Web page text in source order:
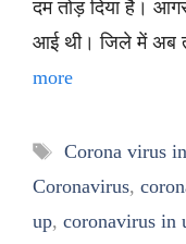
दम तोड़ दिया है।
आई थी। जिले में अब
more
Tags
Corona virus
Coronavirus,
up, coronavirus in